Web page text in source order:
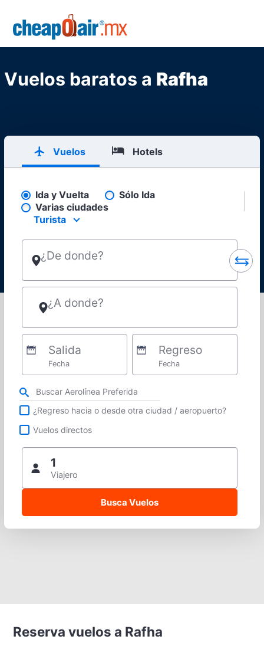
Skip to main content
Vuelos baratos a Rafha
Vuelos Hotels
Pick your flight type
Ida y Vuelta
Sólo Ida
Varias ciudades
Select your preferred seating class.
Turista
¿De donde?
¿A donde?
Salida
Fecha
Regreso
Fecha
Refina tu búsqueda por aerolínea, ciudad o aeropuerto o vuelos directos
¿Regreso hacia o desde otra ciudad / aeropuerto?
Vuelos directos
1
Viajero
Reserva vuelos a Rafha